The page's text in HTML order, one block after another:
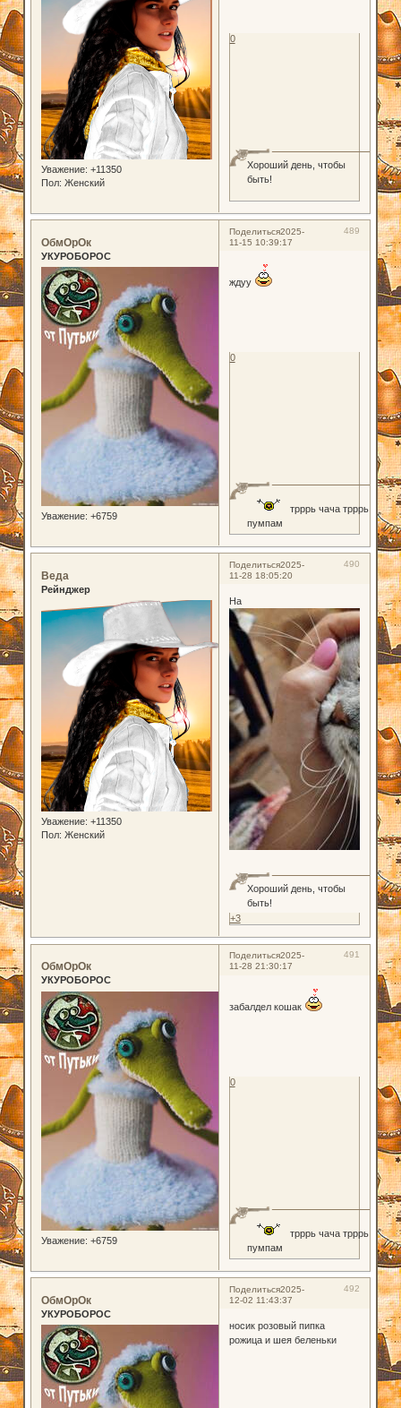
Уважение: +11350
Пол: Женский
Хороший день, чтобы
быть!
0
Поделиться 489
2025-
11-15 10:39:17
ОбмОрОк
УКУРОБОРОС
Уважение: +6759
ждуу
трррь чача трррь
пумпам
0
Поделиться 490
2025-
11-28 18:05:20
Веда
Рейнджер
Уважение: +11350
Пол: Женский
На
Хороший день, чтобы
быть!
+3
Поделиться 491
2025-
11-28 21:30:17
ОбмОрОк
УКУРОБОРОС
Уважение: +6759
забалдел кошак
трррь чача трррь
пумпам
0
Поделиться 492
2025-
12-02 11:43:37
ОбмОрОк
УКУРОБОРОС
носик розовый пипка
рожица и шея беленьки